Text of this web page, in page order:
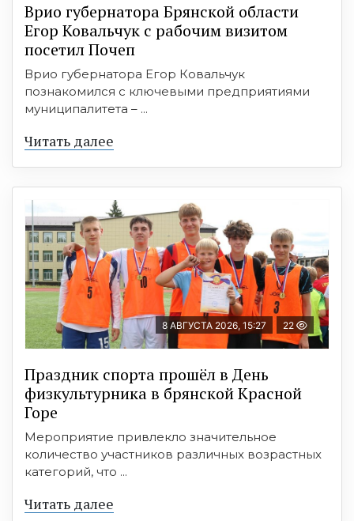
Врио губернатора Брянской области
Егор Ковальчук с рабочим визитом
посетил Почеп
Врио губернатора Егор Ковальчук
познакомился с ключевыми предприятиями
муниципалитета – ...
Читать далее
8 АВГУСТА 2026, 15:27 22
Праздник спорта прошёл в День
физкультурника в брянской Красной
Горе
Мероприятие привлекло значительное
количество участников различных возрастных
категорий, что ...
Читать далее